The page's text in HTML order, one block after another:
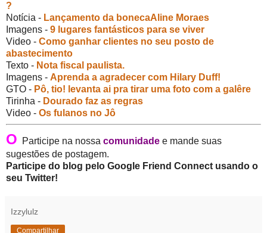
?
Notícia - Lançamento da bonecaAline Moraes
Imagens - 9 lugares fantásticos para se viver
Video - Como ganhar clientes no seu posto de
abastecimento
Texto - Nota fiscal paulista.
Imagens - Aprenda a agradecer com Hilary Duff!
GTO - Pô, tio! levanta ai pra tirar uma foto com a galêre
Tirinha - Dourado faz as regras
Video - Os fulanos no Jô
O Participe na nossa comunidade e mande suas
sugestões de postagem.
Participe do blog pelo Google Friend Connect usando o
seu Twitter!
Izzylulz
Compartilhar